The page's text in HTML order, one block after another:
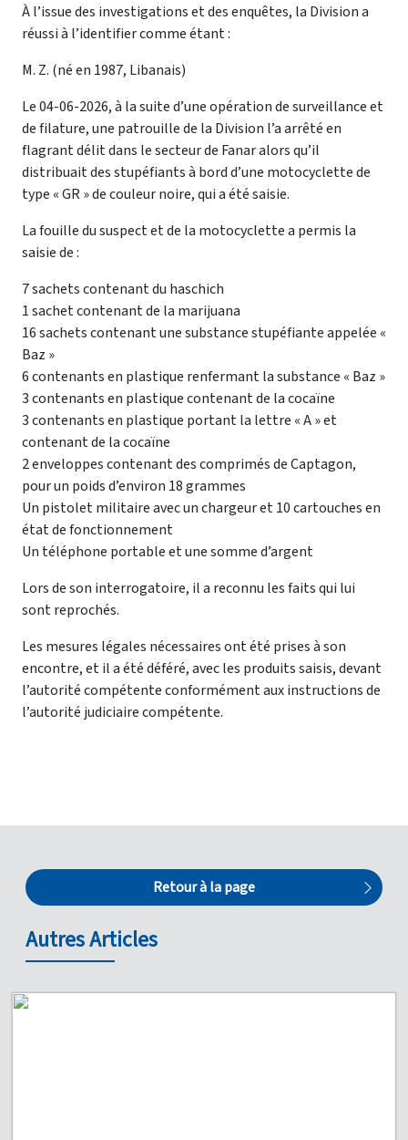
À l’issue des investigations et des enquêtes, la Division a
réussi à l’identifier comme étant :
M. Z. (né en 1987, Libanais)
Le 04-06-2026, à la suite d’une opération de surveillance et
de filature, une patrouille de la Division l’a arrêté en
flagrant délit dans le secteur de Fanar alors qu’il
distribuait des stupéfiants à bord d’une motocyclette de
type « GR » de couleur noire, qui a été saisie.
La fouille du suspect et de la motocyclette a permis la
saisie de :
7 sachets contenant du haschich
1 sachet contenant de la marijuana
16 sachets contenant une substance stupéfiante appelée «
Baz »
6 contenants en plastique renfermant la substance « Baz »
3 contenants en plastique contenant de la cocaïne
3 contenants en plastique portant la lettre « A » et
contenant de la cocaïne
2 enveloppes contenant des comprimés de Captagon,
pour un poids d’environ 18 grammes
Un pistolet militaire avec un chargeur et 10 cartouches en
état de fonctionnement
Un téléphone portable et une somme d’argent
Lors de son interrogatoire, il a reconnu les faits qui lui
sont reprochés.
Les mesures légales nécessaires ont été prises à son
encontre, et il a été déféré, avec les produits saisis, devant
l’autorité compétente conformément aux instructions de
l’autorité judiciaire compétente.
Autres Articles
Retour à la page